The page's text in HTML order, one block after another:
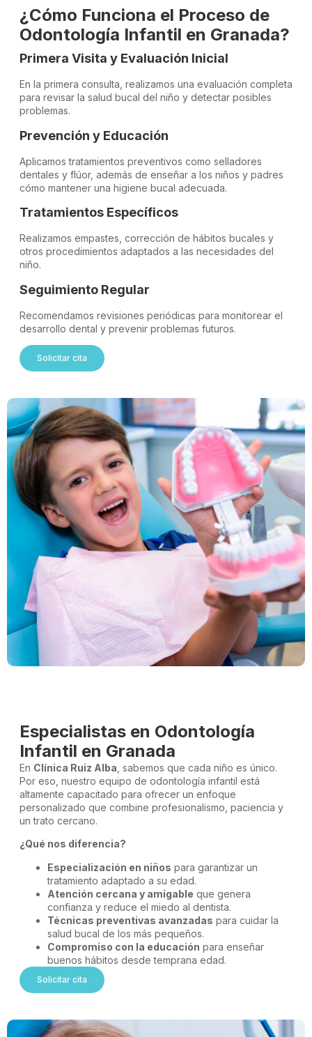
¿Cómo Funciona el Proceso de
Odontología Infantil en Granada?
Primera Visita y Evaluación Inicial
En la primera consulta, realizamos una evaluación completa
para revisar la salud bucal del niño y detectar posibles
problemas.
Prevención y Educación
Aplicamos tratamientos preventivos como selladores
dentales y flúor, además de enseñar a los niños y padres
cómo mantener una higiene bucal adecuada.
Tratamientos Específicos
Realizamos empastes, corrección de hábitos bucales y
otros procedimientos adaptados a las necesidades del
niño.
Seguimiento Regular
Recomendamos revisiones periódicas para monitorear el
desarrollo dental y prevenir problemas futuros.
Solicitar cita
Especialistas en Odontología
Infantil en Granada
En Clínica Ruiz Alba , sabemos que cada niño es único.
Por eso, nuestro equipo de odontología infantil está
altamente capacitado para ofrecer un enfoque
personalizado que combine profesionalismo, paciencia y
un trato cercano.
¿Qué nos diferencia?
Especialización en niños para garantizar un
tratamiento adaptado a su edad.
Atención cercana y amigable que genera
confianza y reduce el miedo al dentista.
Técnicas preventivas avanzadas para cuidar la
salud bucal de los más pequeños.
Compromiso con la educación para enseñar
buenos hábitos desde temprana edad.
Solicitar cita